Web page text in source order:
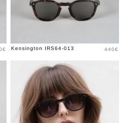
Kensington IRS64-013 Prix
440€